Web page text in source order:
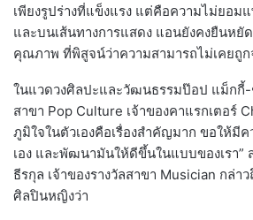
เพียงรูปร่างที่แข็งแรง แต่คือความไม่ยอม
และบนเส้นทางการแสดง แอนยังคงยืนหยั
คุณภาพ ที่พิสูจน์ว่าความสามารถไม่เคยถูก
ในแวดวงศิลปะและวัฒนธรรมป๊อป แม็กกี้
สาขา Pop Culture เจ้าของคาแรกเตอร์
ภูมิใจในตัวเองคือเรื่องสำคัญมาก ขอให้มี
เอง และพัฒนามันให้ดีขึ้นในแบบของเรา
ธีรกุล เจ้าของรางวัลสาขา Musician กล่า
ศิลปินหญิงว่า